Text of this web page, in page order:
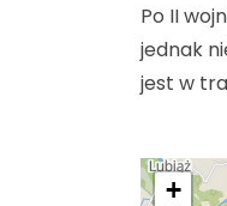
Po II
jednak
jest w
+